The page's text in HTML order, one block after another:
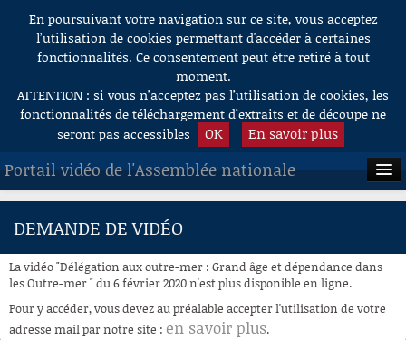
Aller au contenu
En poursuivant votre navigation sur ce site, vous acceptez
l’utilisation de cookies permettant d'accéder à certaines
fonctionnalités. Ce consentement peut être retiré à tout
moment.
ATTENTION : si vous n’acceptez pas l’utilisation de cookies, les
fonctionnalités de téléchargement d’extraits et de découpe ne
seront pas accessibles
OK En savoir plus
Portail vidéo de l'Assemblée nationale
ACCUEIL
À LA DEMANDE
RECHERCHE
DEMANDE DE VIDÉO
La vidéo "Délégation aux outre-mer : Grand âge et dépendance dans
les Outre-mer " du 6 février 2020 n'est plus disponible en ligne.
Pour y accéder, vous devez au préalable accepter l'utilisation de votre
adresse mail par notre site : en savoir plus.